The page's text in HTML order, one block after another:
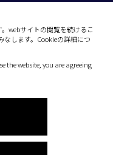
webサイトの閲覧を続けるこ
なします。Cookieの詳細につ
the website, you are agreeing
790-